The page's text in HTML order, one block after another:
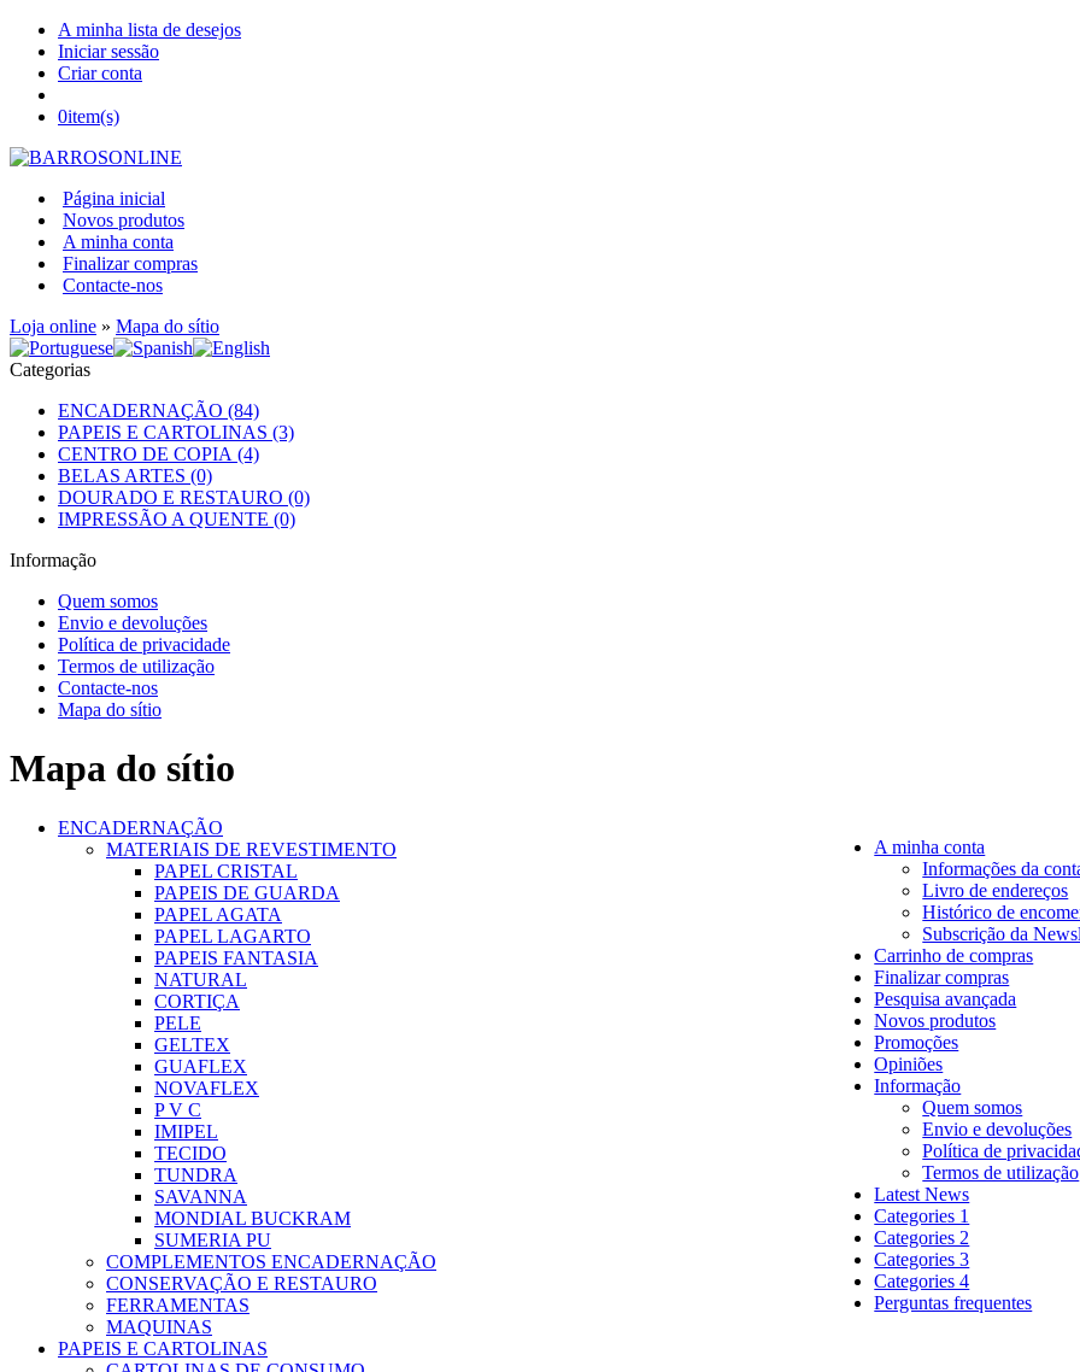
A minha lista de desejos
Iniciar sessão
Criar conta
0item(s)
Página inicial
Novos produtos
A minha conta
Finalizar compras
Contacte-nos
Loja online » Mapa do sítio
Categorias
ENCADERNAÇÃO (84)
PAPEIS E CARTOLINAS (3)
CENTRO DE COPIA (4)
BELAS ARTES (0)
DOURADO E RESTAURO (0)
IMPRESSÃO A QUENTE (0)
Informação
Quem somos
Envio e devoluções
Política de privacidade
Termos de utilização
Contacte-nos
Mapa do sítio
Mapa do sítio
A minha conta
Informações da
Livro de endereços
Histórico de
Subscrição da
Carrinho de compras
Finalizar compras
Pesquisa avançada
Novos produtos
Promoções
Opiniões
Informação
Quem somos
Envio e devoluções
Política de
Termos de utilização
Latest News
Categories 1
Categories 2
Categories 3
Categories 4
Perguntas frequentes
ENCADERNAÇÃO
MATERIAIS DE REVESTIMENTO
PAPEL CRISTAL
PAPEIS DE GUARDA
PAPEL AGATA
PAPEL LAGARTO
PAPEIS FANTASIA
NATURAL
CORTIÇA
PELE
GELTEX
GUAFLEX
NOVAFLEX
P V C
IMIPEL
TECIDO
TUNDRA
SAVANNA
MONDIAL BUCKRAM
SUMERIA PU
COMPLEMENTOS ENCADERNAÇÃO
CONSERVAÇÃO E RESTAURO
FERRAMENTAS
MAQUINAS
PAPEIS E CARTOLINAS